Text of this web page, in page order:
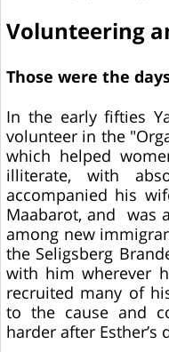
Volunteering
Those were the
In the early fifties
volunteer in the
which helped
illiterate, with
accompanied his
Maabarot, and was
among new
the Seligsberg
with him wherever
recruited many of
to the cause and
harder after Esther’s